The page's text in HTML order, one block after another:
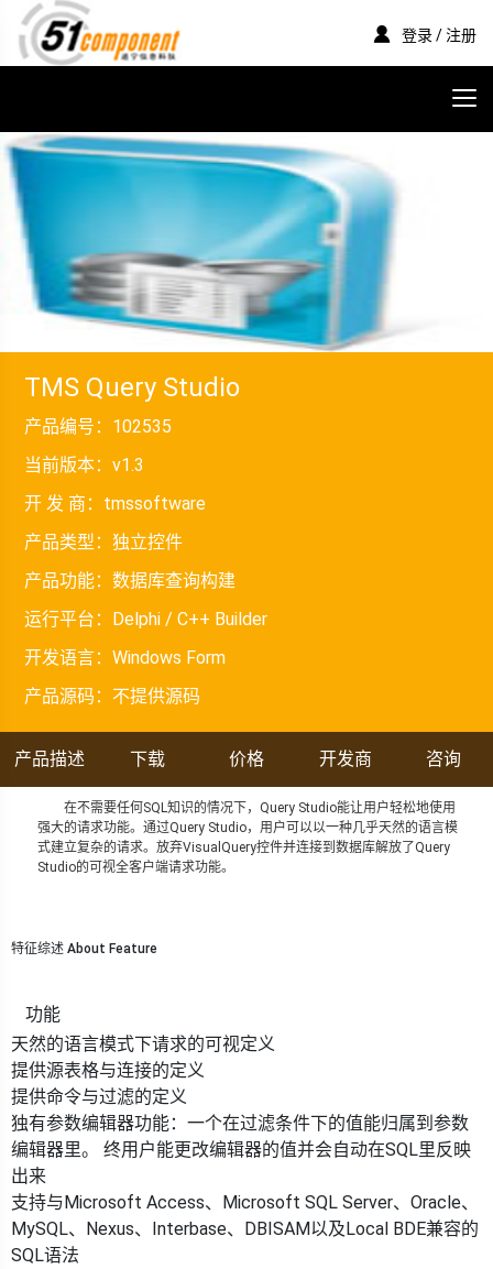
登录 / 注册
TMS Query Studio
产品编号： 102535
当前版本：v1.3
开 发 商： tmssoftware
产品类型：独立控件
产品功能：数据库查询构建
运行平台： Delphi / C++ Builder
开发语言：Windows Form
产品源码： 不提供源码
产品描述 下载 价格 开发商 咨询
在不需要任何SQL知识的情况下，Query Studio能让用户轻松地使用
强大的请求功能。通过Query Studio，用户可以以一种几乎天然的语言模
式建立复杂的请求。放弃VisualQuery控件并连接到数据库解放了Query
Studio的可视全客户端请求功能。
特征综述 About Feature
功能
天然的语言模式下请求的可视定义
提供源表格与连接的定义
提供命令与过滤的定义
独有参数编辑器功能：一个在过滤条件下的值能归属到参数
编辑器里。 终用户能更改编辑器的值并会自动在SQL里反映
出来
支持与Microsoft Access、Microsoft SQL Server、Oracle、
MySQL、Nexus、Interbase、DBISAM以及Local BDE兼容的
SQL语法